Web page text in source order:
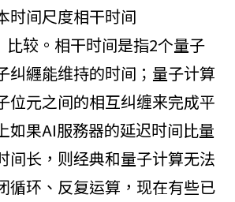
时间尺度相干时间
比较。相干时间是指2个量子
纠纒能维持的时间；量子计算
位元之间的相互纠缠来完成平
如果AI服務器的延迟时间比量
间长，则经典和量子计算无法
循环、反复运算，现在有些已